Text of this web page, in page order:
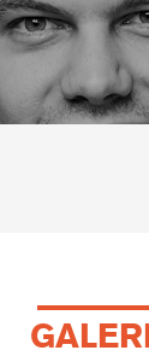
GALERII